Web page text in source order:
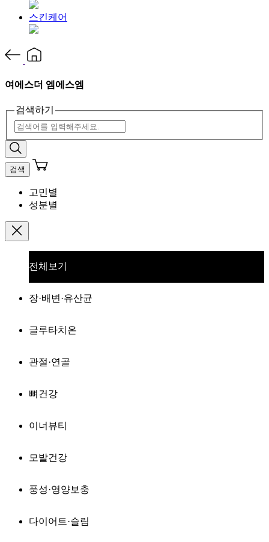
스킨케어
여에스더 엠에스엠
검색하기
검색
고민별
성분별
전체보기
장·배변·유산균
글루타치온
관절·연골
뼈건강
이너뷰티
모발건강
풍성·영양보충
다이어트·슬림